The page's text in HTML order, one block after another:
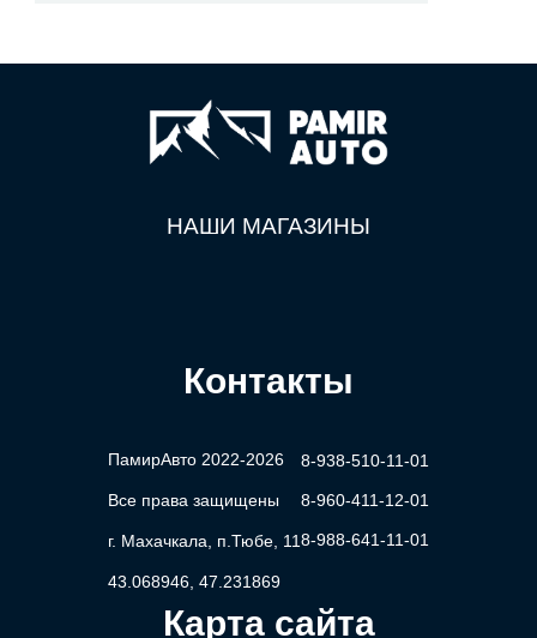
НАШИ МАГАЗИНЫ
Контакты
ПамирАвто 2022-2026
Все права защищены
г. Махачкала, п.Тюбе, 11
43.068946, 47.231869
8-938-510-11-01
8-960-411-12-01
8-988-641-11-01
Карта сайта